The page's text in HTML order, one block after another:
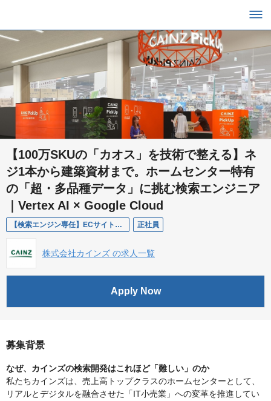
【100万SKUの「カオス」を技術で整える】ネ
ジ1本から建築資材まで。ホームセンター特有
の「超・多品種データ」に挑む検索エンジニア
｜Vertex AI × Google Cloud
【検索エンジン専任】ECサイト・アプリ開発エンジニア｜Google Vertex AI活用／検索体験の最適化をリード 正社員
株式会社カインズ の求人一覧
Apply Now
募集背景
なぜ、カインズの検索開発はこれほど「難しい」のか
私たちカインズは、売上高トップクラスのホームセンターとして、
リアルとデジタルを融合させた「IT小売業」への変革を推進してい